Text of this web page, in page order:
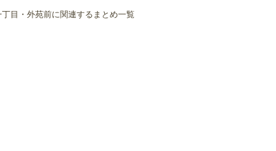
目・外苑前に関連するまとめ一覧